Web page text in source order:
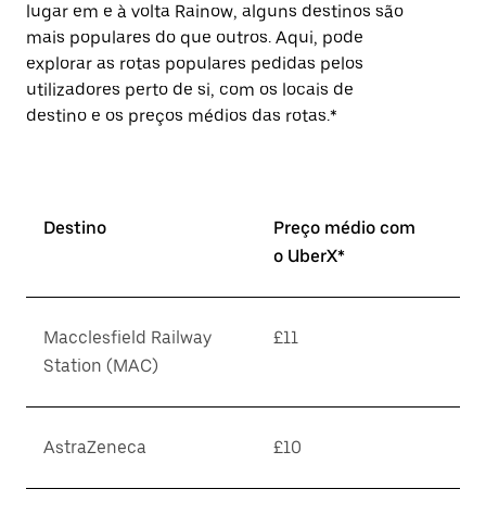
lugar em e à volta Rainow, alguns destinos são
mais populares do que outros. Aqui, pode
explorar as rotas populares pedidas pelos
utilizadores perto de si, com os locais de
destino e os preços médios das rotas.*
Destino
Preço médio com
o UberX*
Macclesfield Railway
Station (MAC)
£11
AstraZeneca £10